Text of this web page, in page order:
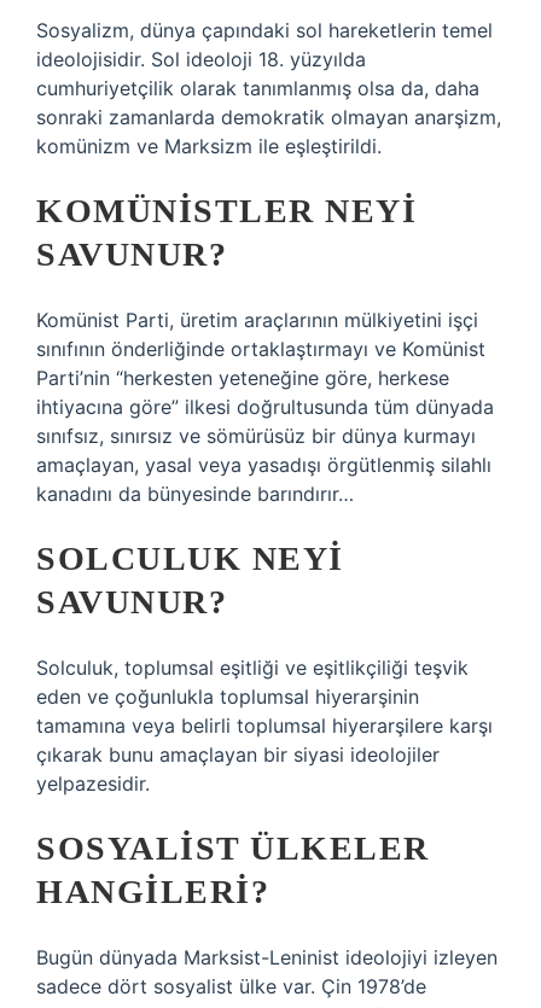
Sosyalizm, dünya çapındaki sol hareketlerin temel
ideolojisidir. Sol ideoloji 18. yüzyılda
cumhuriyetçilik olarak tanımlanmış olsa da, daha
sonraki zamanlarda demokratik olmayan anarşizm,
komünizm ve Marksizm ile eşleştirildi.
KOMÜNISTLER NEYI
SAVUNUR?
Komünist Parti, üretim araçlarının mülkiyetini işçi
sınıfının önderliğinde ortaklaştırmayı ve Komünist
Parti’nin “herkesten yeteneğine göre, herkese
ihtiyacına göre” ilkesi doğrultusunda tüm dünyada
sınıfsız, sınırsız ve sömürüsüz bir dünya kurmayı
amaçlayan, yasal veya yasadışı örgütlenmiş silahlı
kanadını da bünyesinde barındırır…
SOLCULUK NEYI
SAVUNUR?
Solculuk, toplumsal eşitliği ve eşitlikçiliği teşvik
eden ve çoğunlukla toplumsal hiyerarşinin
tamamına veya belirli toplumsal hiyerarşilere karşı
çıkarak bunu amaçlayan bir siyasi ideolojiler
yelpazesidir.
SOSYALIST ÜLKELER
HANGILERI?
Bugün dünyada Marksist-Leninist ideolojiyi izleyen
sadece dört sosyalist ülke var. Çin 1978’de